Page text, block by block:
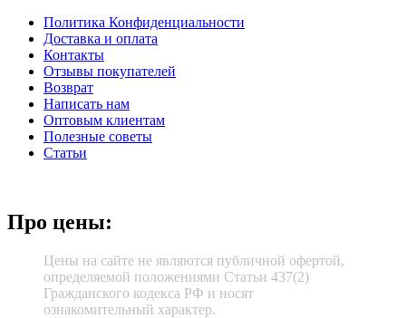
Политика Конфиденциальности
Доставка и оплата
Контакты
Отзывы покупателей
Возврат
Написать нам
Оптовым клиентам
Полезные советы
Статьи
Про цены:
Цены на сайте не являются публичной офертой,
определяемой положениями Статьи 437(2)
Гражданского кодекса РФ и носят
ознакомительный характер.